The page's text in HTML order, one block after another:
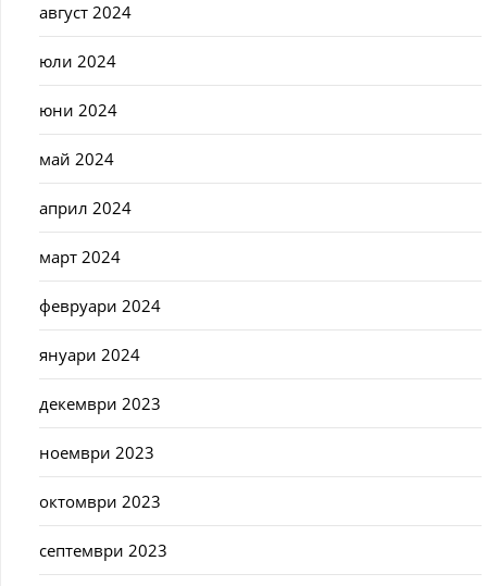
август 2024
юли 2024
юни 2024
май 2024
април 2024
март 2024
февруари 2024
януари 2024
декември 2023
ноември 2023
октомври 2023
септември 2023